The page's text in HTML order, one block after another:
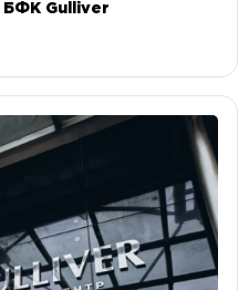
БФК Gulliver